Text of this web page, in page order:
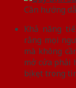
Cần hướng
Khả năng
rằng mọi
mà không
mở cửa phải
bị kẹt trong